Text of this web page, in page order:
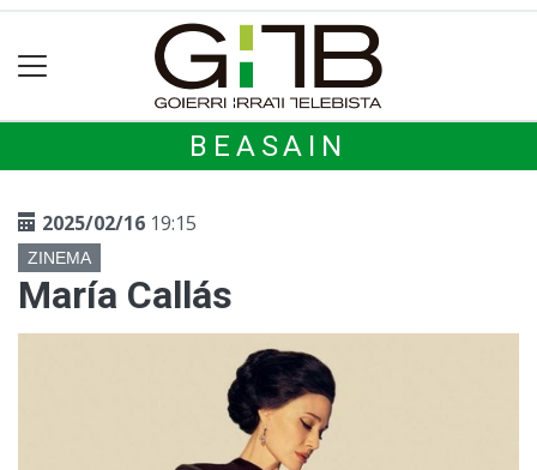
BEASAIN
2025/02/16 19:15
ZINEMA
María Callás